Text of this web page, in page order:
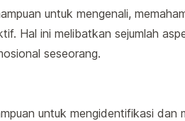
untuk mengenali,
Hal ini melibatkan sejumlah
seseorang.
untuk mengidentifikasi dan